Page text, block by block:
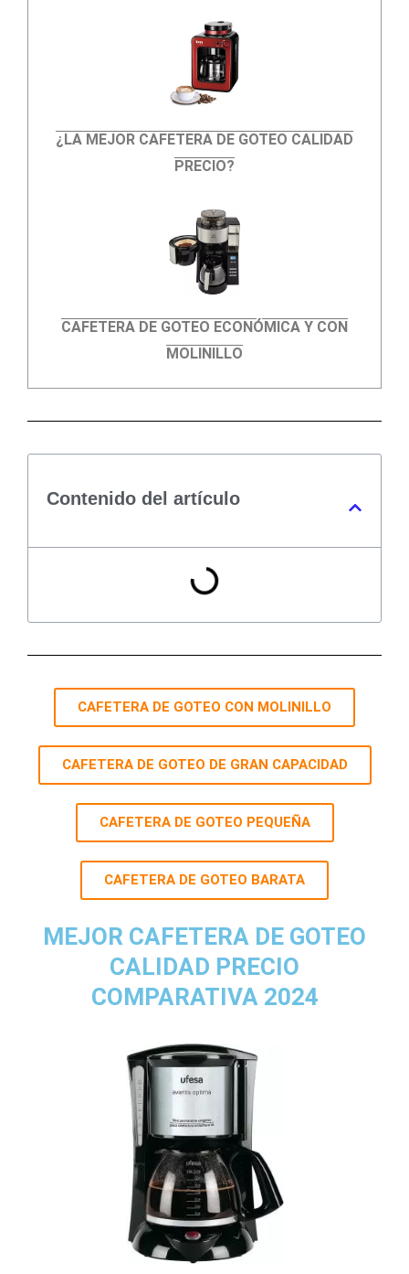
¿LA MEJOR CAFETERA DE GOTEO CALIDAD
PRECIO?
CAFETERA DE GOTEO ECONÓMICA Y CON
MOLINILLO
Contenido del artículo
CAFETERA DE GOTEO CON MOLINILLO
CAFETERA DE GOTEO DE GRAN CAPACIDAD
CAFETERA DE GOTEO PEQUEÑA
CAFETERA DE GOTEO BARATA
MEJOR CAFETERA DE GOTEO
CALIDAD PRECIO
COMPARATIVA 2024